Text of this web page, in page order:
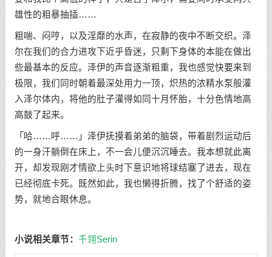
雄性的粗暴抽插……
粗喘、闷哼，以及淫靡的水声，在寂静的夜中不断交织。泽
尔在我们的合力进攻下近乎昏迷，只剩下身体的本能在做出
些最基本的反应。泽伊的声音逐渐粗重，我也感觉快要来到
极限，我们同时朝着最深处用力一顶，炽热的浓精水泵般灌
入泽尔体内，将他的肚子灌得如同十月怀胎，十分色情地高
高鼓了起来。
「哈……呼……」泽伊抚摸着弟弟的脑袋，带着剧烈运动后
的一身汗躺倒在床上，不一会儿便沉沉睡去。我本想就此离
开，却发现刚才情欲上头时下意识地将球结塞了进去，现在
已经彻底卡死。既然如此，我也懒得折腾，找了个舒适的姿
势，就地合眼休息。
小说相关章节： 千翎Serin